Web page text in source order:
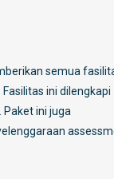
semua
ini dilengkapi
Paket ini juga